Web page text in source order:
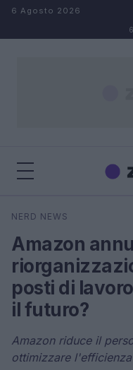
Salta al contenuto
6 Agosto 2026
Cerca
NERD NEWS
Amazon
posti di
il futuro?
Amazon riduce il
ottimizzare